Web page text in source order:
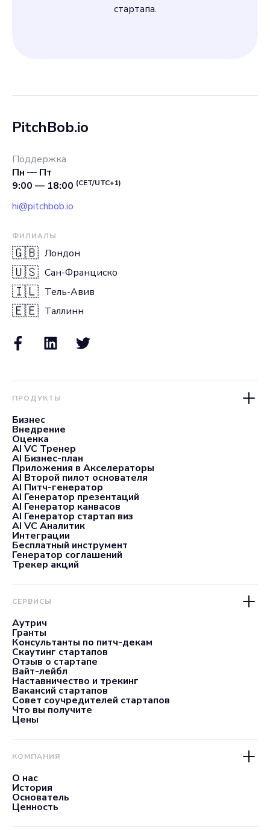
стартапа.
PitchBob.io
Поддержка
Пн — Пт
9:00 — 18:00 (CET/UTC+1)
hi@pitchbob.io
ФИЛИАЛЫ
🇬🇧 Лондон
🇺🇸 Сан-Франциско
🇮🇱 Тель-Авив
🇪🇪 Таллинн
ПРОДУКТЫ
Бизнес
Внедрение
Оценка
AI VC Тренер
AI Бизнес-план
Приложения в Акселераторы
AI Второй пилот основателя
AI Питч-генератор
AI Генератор презентаций
AI Генератор канвасов
AI Генератор стартап виз
AI VC Аналитик
Интеграции
Бесплатный инструмент
Генератор соглашений
Трекер акций
СЕРВИСЫ
Аутрич
Гранты
Консультанты по питч-декам
Скаутинг стартапов
Отзыв о стартапе
Вайт-лейбл
Наставничество и трекинг
Вакансий стартапов
Совет соучредителей стартапов
Что вы получите
Цены
КОМПАНИЯ
О нас
История
Основатель
Ценность